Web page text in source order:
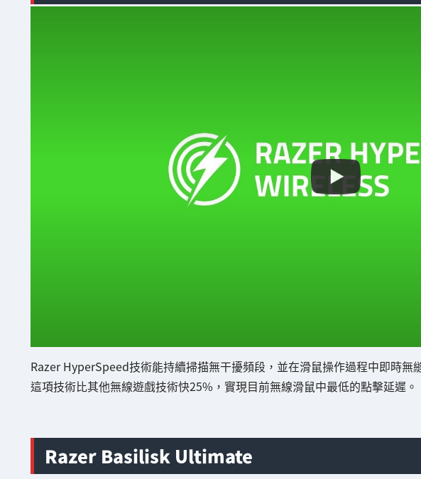
Razer HyperSpeed技術能持續掃描無干擾頻段，並在滑鼠操作過程中即時無
這項技術比其他無線遊戲技術快25%，實現目前無線滑鼠中最低的點擊延遲。
Razer Basilisk Ultimate